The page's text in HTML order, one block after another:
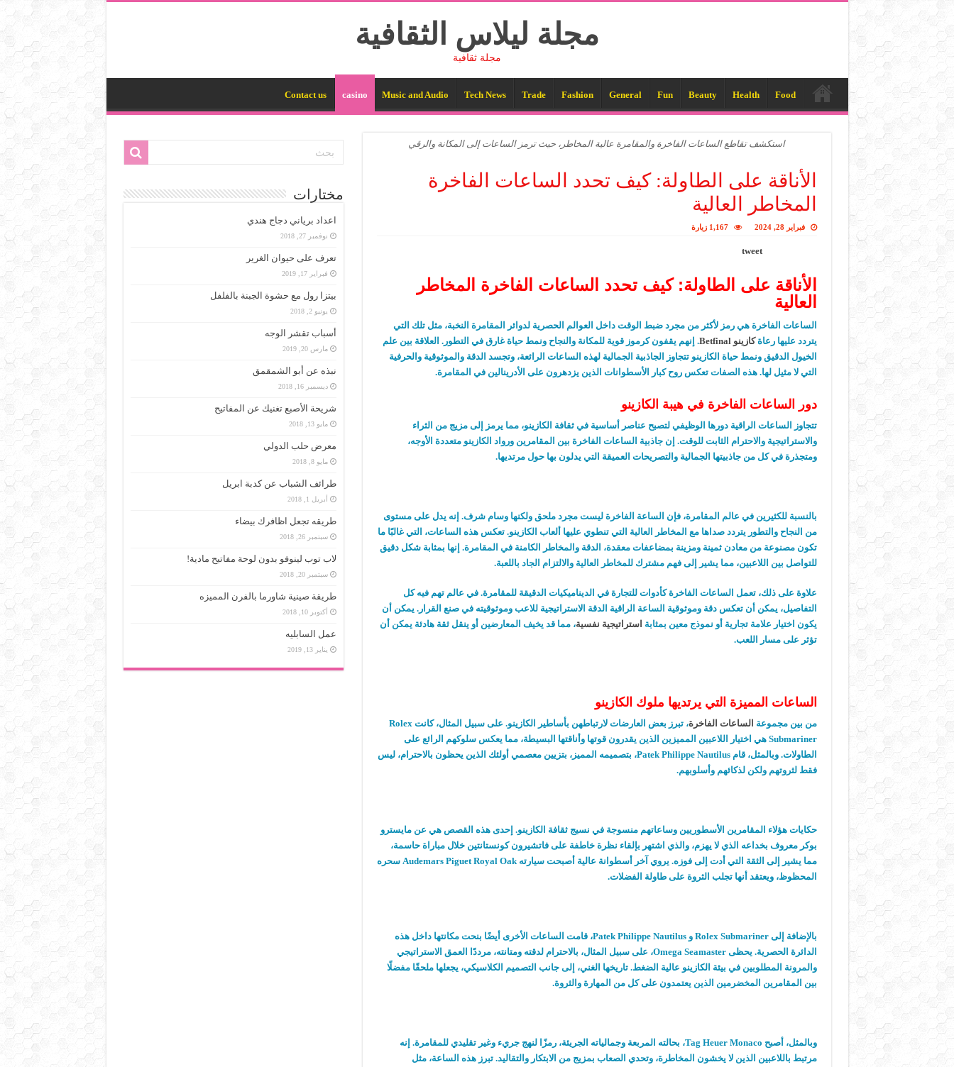
مجلة ليلاس الثقافية
مجلة ثقافية
Food
Health
Beauty
Fun
General
Fashion
Trade
Tech News
Music and Audio
casino
Contact us
استكشف تقاطع الساعات الفاخرة والمقامرة عالية المخاطر، حيث ترمز الساعات إلى المكانة والرقي
الأناقة على الطاولة: كيف تحدد الساعات الفاخرة
المخاطر العالية
فبراير 28, 2024 1,167 زيارة
tweet
الأناقة على الطاولة: كيف تحدد الساعات الفاخرة المخاطر
العالية
الساعات الفاخرة هي رمز لأكثر من مجرد ضبط الوقت داخل العوالم الحصرية لدوائر المقامرة النخبة، مثل تلك التي
يتردد عليها رعاةكازينو Betfinal
. إنهم يقفون كرموز قوية للمكانة والنجاح ونمط حياة غارق في التطور. العلاقة بين علم
الخيول الدقيق ونمط حياة الكازينو تتجاوز الجاذبية الجمالية لهذه الساعات الرائعة، وتجسد الدقة والموثوقية والحرفية
التي لا مثيل لها. هذه الصفات تعكس روح كبار الأسطوانات الذين يزدهرون على الأدرينالين في المقامرة.
دور الساعات الفاخرة في هيبة الكازينو
تتجاوز الساعات الراقية دورها الوظيفي لتصبح عناصر أساسية في ثقافة الكازينو، مما يرمز إلى مزيج من الثراء
والاستراتيجية والاحترام الثابت للوقت. إن جاذبية الساعات الفاخرة بين المقامرين ورواد الكازينو متعددة الأوجه،
ومتجذرة في كل من جاذبيتها الجمالية والتصريحات العميقة التي يدلون بها حول مرتديها.
بالنسبة للكثيرين في عالم المقامرة، فإن الساعة الفاخرة ليست مجرد ملحق ولكنها وسام شرف. إنه يدل على مستوى
من النجاح والتطور يتردد صداها مع المخاطر العالية التي تنطوي عليها ألعاب الكازينو. تعكس هذه الساعات، التي غالبًا ما
تكون مصنوعة من معادن ثمينة ومزينة بمضاعفات معقدة، الدقة والمخاطر الكامنة في المقامرة. إنها بمثابة شكل دقيق
للتواصل بين اللاعبين، مما يشير إلى فهم مشترك للمخاطر العالية والالتزام الجاد باللعبة.
علاوة على ذلك، تعمل الساعات الفاخرة كأدوات للتجارة في الديناميكيات الدقيقة للمقامرة. في عالم تهم فيه كل
التفاصيل، يمكن أن تعكس دقة وموثوقية الساعة الراقية الدقة الاستراتيجية للاعب وموثوقيته في صنع القرار. يمكن أن
يكون اختيار علامة تجارية أو نموذج معين بمثابة استراتيجية نفسية، مما قد يخيف المعارضين أو ينقل ثقة هادئة يمكن أن
تؤثر على مسار اللعب.
الساعات المميزة التي يرتديها ملوك الكازينو
من بين مجموعة الساعات الفاخرة
، تبرز بعض العارضات لارتباطهن بأساطير الكازينو. على سبيل المثال، كانت Rolex
Submariner هي اختيار اللاعبين المميزين الذين يقدرون قوتها وأناقتها البسيطة، مما يعكس سلوكهم الرائع على
الطاولات. وبالمثل، قام Patek Philippe Nautilus، بتصميمه المميز، بتزيين معصمي أولئك الذين يحظون بالاحترام، ليس
فقط لثروتهم ولكن لذكائهم وأسلوبهم.
حكايات هؤلاء المقامرين الأسطوريين وساعاتهم منسوجة في نسيج ثقافة الكازينو. إحدى هذه القصص هي عن مايسترو
بوكر معروف بخداعه الذي لا يهزم، والذي اشتهر بإلقاء نظرة خاطفة على فاتشيرون كونستانتين خلال مباراة حاسمة،
مما يشير إلى الثقة التي أدت إلى فوزه. يروي آخر أسطوانة عالية أصبحت سيارته Audemars Piguet Royal Oak سحره
المحظوظ، ويعتقد أنها تجلب الثروة على طاولة الفضلات.
بالإضافة إلى Rolex Submariner و Patek Philippe Nautilus، قامت الساعات الأخرى أيضًا بنحت مكانتها داخل هذه
الدائرة الحصرية. يحظى Omega Seamaster، على سبيل المثال، بالاحترام لدقته ومتانته، مرددًا العمق الاستراتيجي
والمرونة المطلوبين في بيئة الكازينو عالية الضغط. تاريخها الغني، إلى جانب التصميم الكلاسيكي، يجعلها ملحقًا مفضلًا
بين المقامرين المخضرمين الذين يعتمدون على كل من المهارة والثروة.
وبالمثل، أصبح Tag Heuer Monaco، بحالته المربعة وجمالياته الجريئة، رمزًا لنهج جريء وغير تقليدي للمقامرة. إنه
مرتبط باللاعبين الذين لا يخشون المخاطرة، وتحدي الصعاب بمزيج من الابتكار والتقاليد. تبرز هذه الساعة، مثل
مختارات
اعداد برياني دجاج هندي
نوفمبر 27, 2018
تعرف على حيوان الغرير
فبراير 17, 2019
بيتزا رول مع حشوة الجبنة بالفلفل
يونيو 2, 2018
أسباب تقشر الوجه
مارس 20, 2019
نبذه عن أبو الشمقمق
ديسمبر 16, 2018
شريحة الأصبع تغنيك عن المفاتيح
مايو 13, 2018
معرض حلب الدولي
مايو 8, 2018
طرائف الشباب عن كدبة ابريل
أبريل 1, 2018
طريقه تجعل اظافرك بيضاء
سبتمبر 26, 2018
لاب توب لينوفو بدون لوحة مفاتيح مادية!
سبتمبر 20, 2018
طريقة صينية شاورما بالفرن المميزه
أكتوبر 10, 2018
عمل السابليه
يناير 13, 2019